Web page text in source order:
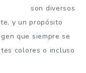
son diversos
y un propósito
que siempre se
colores o incluso